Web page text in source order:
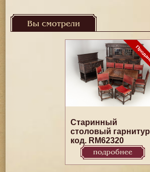
Вы смотрели
Старинный
столовый гарнитур
код. RM62320
подробнее